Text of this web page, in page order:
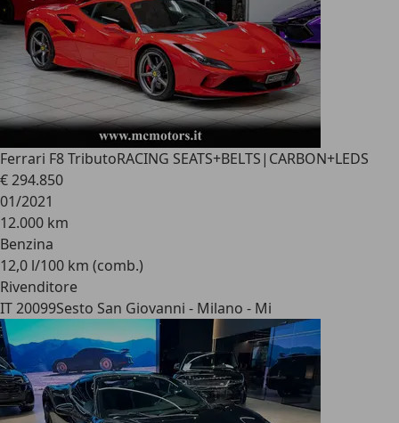
Ferrari F8 TributoRACING SEATS+BELTS|CARBON+LEDS
€ 294.850
01/2021
12.000 km
Benzina
12,0 l/100 km (comb.)
Rivenditore
IT 20099Sesto San Giovanni - Milano - Mi